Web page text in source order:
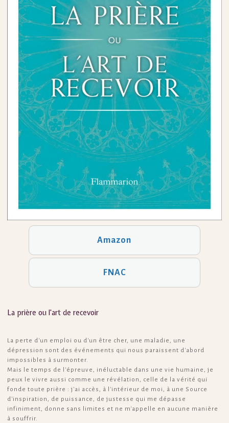
Amazon
FNAC
La prière ou l'art de recevoir
La perte d'un emploi ou d'un être cher, une maladie, une
dépression sont des événements qui nous paraissent d'abord
impossibles à surmonter.
Mais le temps de l'épreuve, inéluctable dans une vie humaine, je
peux le vivre aussi comme une révélation, celle de la vérité qui
fonde toute prière : j'ai accès, à l'intérieur de moi, à une Source
d'inspiration, de puissance, de justesse qui me dépasse
infiniment, donne sans limites et ne m'appelle en aucune manière
à souffrir.